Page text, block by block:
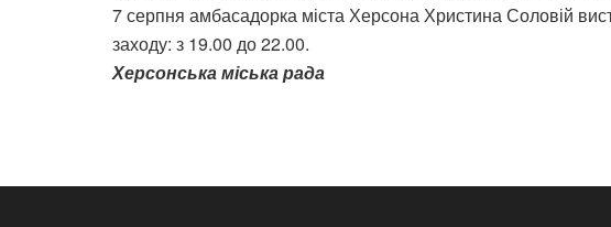
7 серпня амбасадорка міста Херсона Христина Соловій
заходу: з 19.00 до 22.00.
Херсонська міська рада